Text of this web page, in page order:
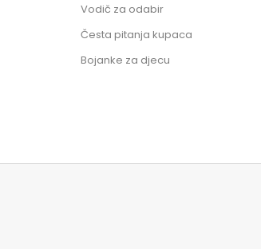
Vodič za odabir
Česta pitanja kupaca
Bojanke za djecu